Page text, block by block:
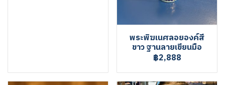
พระพิฆเนศลอยองค์สี
ขาว ฐานลายเขียนมือ
฿2,888